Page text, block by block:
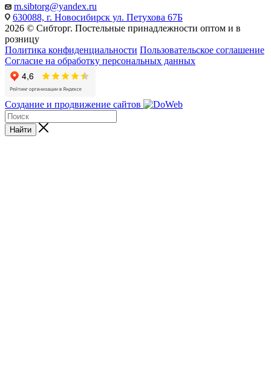
m.sibtorg@yandex.ru
630088, г. Новосибирск ул. Петухова 67Б
2026 © Сибторг. Постельные принадлежности оптом и в
розницу
Политика конфиденциальности Пользовательское соглашение
Согласие на обработку персональных данных
Создание и продвижение сайтов
Найти